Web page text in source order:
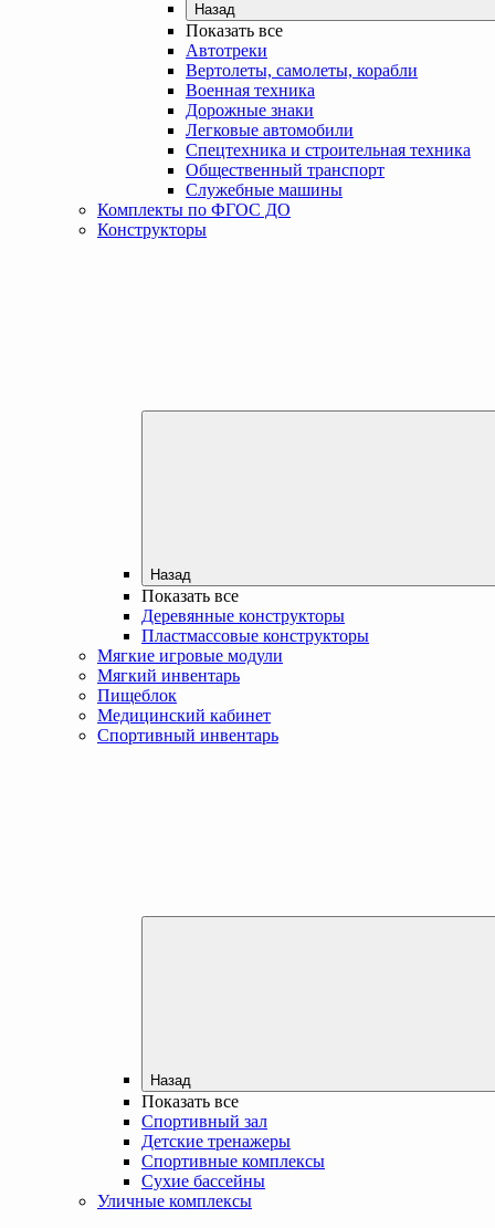
Назад
Показать все
Автотреки
Вертолеты, самолеты, корабли
Военная техника
Дорожные знаки
Легковые автомобили
Спецтехника и строительная техника
Общественный транспорт
Служебные машины
Комплекты по ФГОС ДО
Конструкторы
Назад
Показать все
Деревянные конструкторы
Пластмассовые конструкторы
Мягкие игровые модули
Мягкий инвентарь
Пищеблок
Медицинский кабинет
Спортивный инвентарь
Назад
Показать все
Спортивный зал
Детские тренажеры
Спортивные комплексы
Сухие бассейны
Уличные комплексы